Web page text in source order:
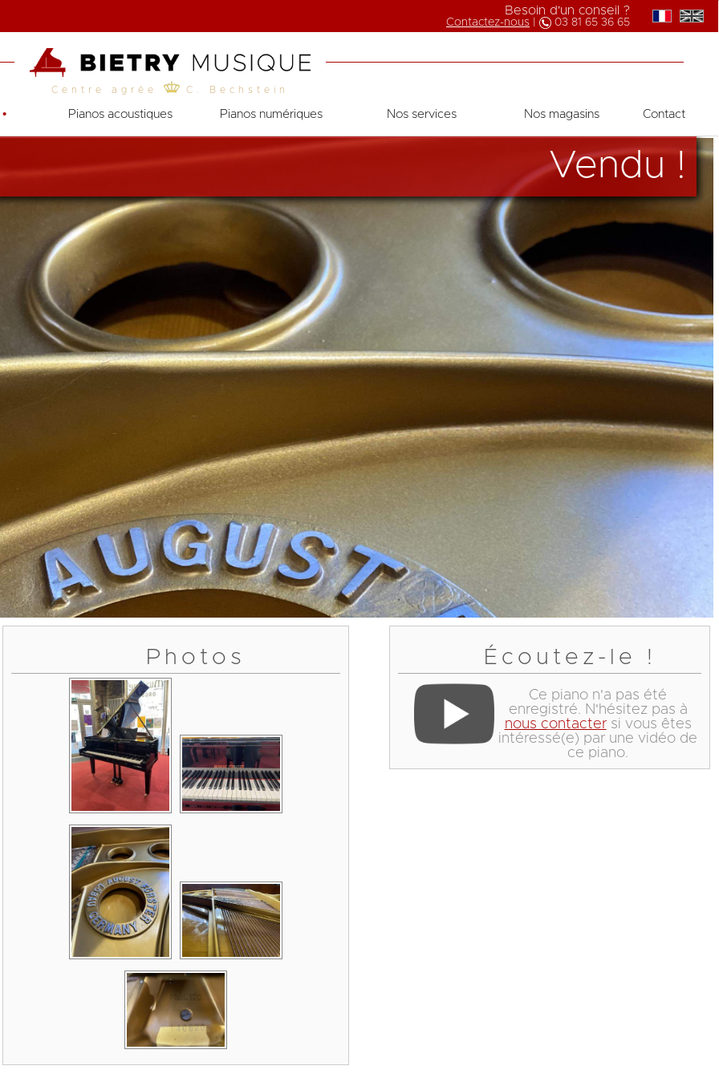
Besoin d'un conseil ?
Contactez-nous 03 81 65 36 65
Centre agrée C. Bechstein
• Pianos acoustiques Pianos numériques Nos services Nos magasins Contact
Vendu !
Photos Écoutez-le !
Ce piano n'a pas été
enregistré. N'hésitez pas à
nous contactersi vous êtes
intéressé(e) par une vidéo de
ce piano.